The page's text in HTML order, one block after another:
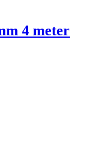
4 meter